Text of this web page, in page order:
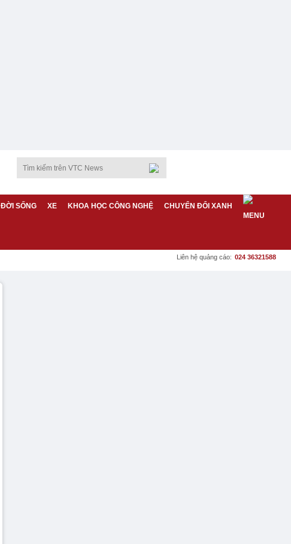
ĐỜI SỐNG XE KHOA HỌC CÔNG NGHỆ CHUYỂN ĐỔI XANH
Liên hệ quảng cáo: 024 36321588